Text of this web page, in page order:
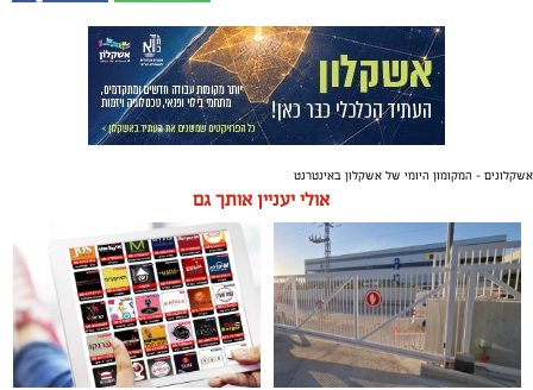
אשקלונים - המקומון היומי של אשקלון באינטרנט
אולי יעניין אותך גם